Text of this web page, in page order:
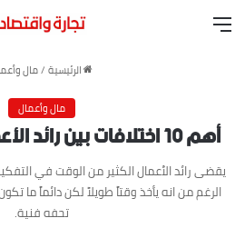
القائمة
الرئيسية /مال
مال وأعمال
أهم 10 اختلافات بين رائد الأعمال ورجل الأعمال
يقضى رائد الأعمال الكثير من الوقت في
الرغم من انه يأخذ وقتاً طويلاً لكن دائماً ما
تحفه فنية.